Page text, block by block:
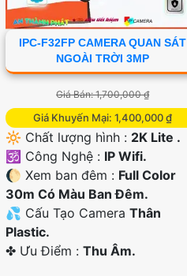
IPC-F32FP CAMERA QUAN SÁT
NGOÀI TRỜI 3MP
Giá Bán: 1,700,000 ₫
Giá Khuyến Mại: 1,400,000 ₫
🔆 Chất lượng hình : 2K Lite .
🕉️ Công Nghệ : IP Wifi.
🌔 Xem ban đêm : Full Color
30m Có Màu Ban Ðêm.
💦 Cấu Tạo Camera Thân
Plastic.
️✤ Ưu Điểm : Thu Âm.